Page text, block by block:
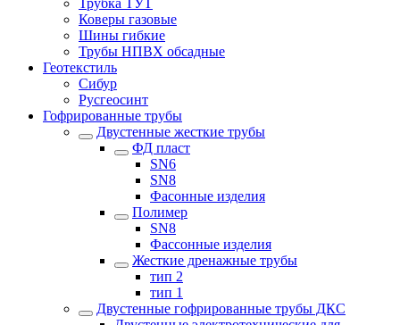
Коверы газовые
Шины гибкие
Трубы НПВХ обсадные
Геотекстиль
Сибур
Русгеосинт
Гофрированные трубы
Двустенные жесткие трубы
ФД пласт
SN6
SN8
Фасонные изделия
Полимер
SN8
Фассонные изделия
Жесткие дренажные трубы
тип 2
тип 1
Двустенные гофрированные трубы ДКС